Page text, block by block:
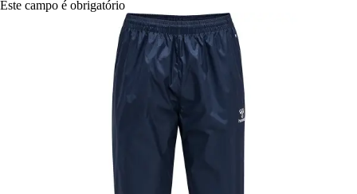
Este campo é obrigatório